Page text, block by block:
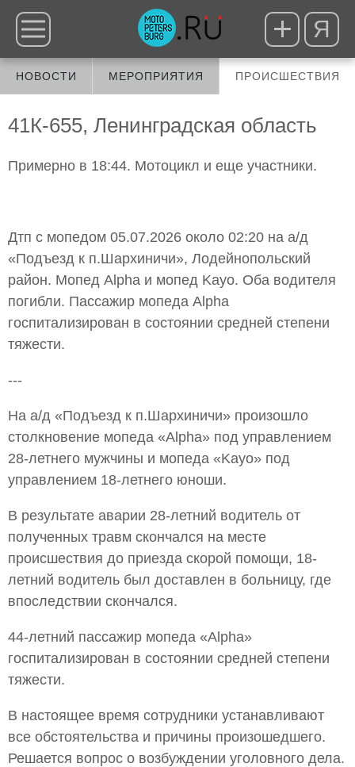
Я
НОВОСТИ МЕРОПРИЯТИЯ ПРОИСШЕСТВИЯ
41К-655, Ленинградская область
Примерно в 18:44. Мотоцикл и еще участники.
Д️тп с мопедом 05.07.2026 около 02:20 на а/д
«Подъезд к п.Шархиничи», Лодейнопольский
район. Мопед Alpha и мопед Kayo. Оба водителя
погибли. Пассажир мопеда Alpha
госпитализирован в состоянии средней степени
тяжести.
---
На а/д «Подъезд к п.Шархиничи» произошло
столкновение мопеда «Alpha» под управлением
28-летнего мужчины и мопеда «Kayo» под
управлением 18-летнего юноши.
В результате аварии 28-летний водитель от
полученных травм скончался на месте
происшествия до приезда скорой помощи, 18-
летний водитель был доставлен в больницу, где
впоследствии скончался.
44-летний пассажир мопеда «Alpha»
госпитализирован в состоянии средней степени
тяжести.
В настоящее время сотрудники устанавливают
все обстоятельства и причины произошедшего.
Решается вопрос о возбуждении уголовного дела.